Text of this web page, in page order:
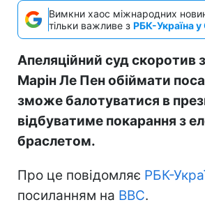
Вимкни хаос міжнародних
тільки важливе з РБК-Україна у
Апеляційний суд скоротив
Марін Ле Пен обіймати
зможе балотуватися в
відбуватиме покарання з
браслетом.
Про це повідомляє РБК-
посиланням на BBC.